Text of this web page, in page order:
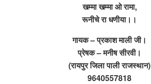
खम्मा खम्मा ओ रामा,
रूनीचे रा धणीया।।
गायक – प्रकाश माली जी।
प्रेषक – मनीष सीरवी।
(रायपुर जिला पाली राजस्थान)
9640557818